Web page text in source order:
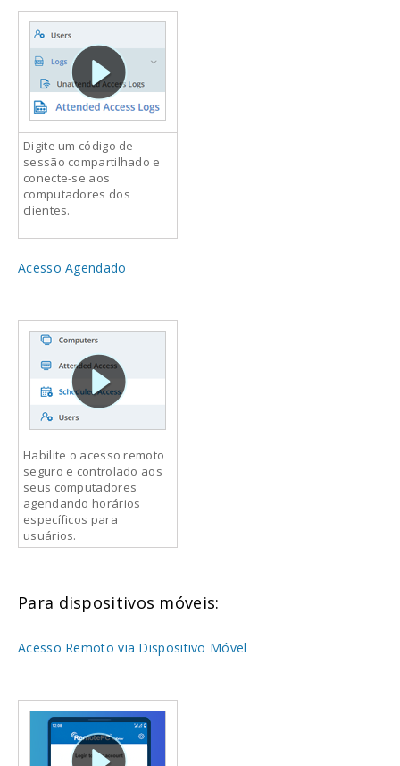
Digite um código de
sessão compartilhado e
conecte-se aos
computadores dos
clientes.
Acesso Agendado
Habilite o acesso remoto
seguro e controlado aos
seus computadores
agendando horários
específicos para
usuários.
Para dispositivos móveis:
Acesso Remoto via Dispositivo Móvel